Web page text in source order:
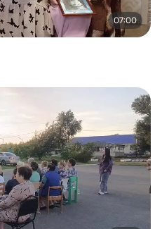
07:00